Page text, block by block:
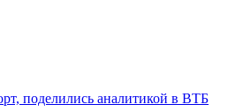
поделились аналитикой в ВТБ